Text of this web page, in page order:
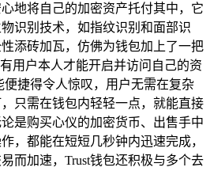
地将自己的加密资产托付其中，它
识别技术，如指纹识别和面部识
添砖加瓦，仿佛为钱包加上了一把
用户本人才能开启并访问自己的资
便捷得令人惊叹，用户无需在复杂
只需在钱包内轻轻一点，就能直接
是购买心仪的加密货币、出售手中
，都能在短短几秒钟内迅速完成，
而加速，Trust钱包还积极与多个去